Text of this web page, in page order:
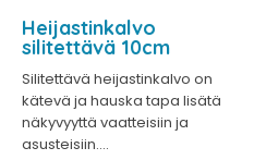
Heijastinkalvo
silitettävä 10cm
Silitettävä heijastinkalvo on
kätevä ja hauska tapa lisätä
näkyvyyttä vaatteisiin ja
asusteisiin....